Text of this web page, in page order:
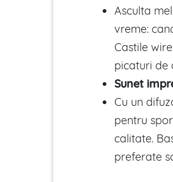
Asculta
vreme:
Castile
picaturi de
Sunet
Cu un
pentru
calitate.
preferate